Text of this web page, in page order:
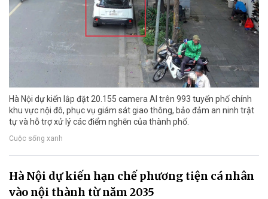
Hà Nội dự kiến lắp đặt 20.155 camera AI trên 993 tuyến phố chính
khu vực nội đô, phục vụ giám sát giao thông, bảo đảm an ninh trật
tự và hỗ trợ xử lý các điểm nghẽn của thành phố.
Cuộc sống xanh
Hà Nội dự kiến hạn chế phương tiện cá nhân
vào nội thành từ năm 2035